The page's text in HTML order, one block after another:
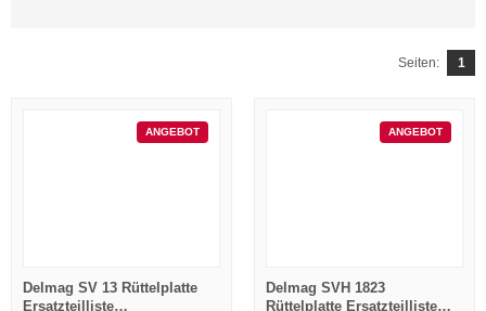
Seiten: 1
ANGEBOT
Delmag SV 13 Rüttelplatte
Ersatzteilliste
ANGEBOT
Delmag SVH 1823
Rüttelplatte Ersatzteilliste